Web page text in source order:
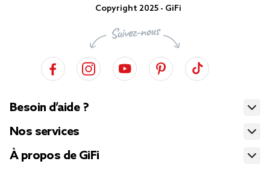
Copyright 2025 - GiFi
Besoin d’aide ?
Nos services
À propos de GiFi